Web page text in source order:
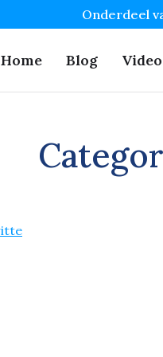
Onderdeel
Home Blog